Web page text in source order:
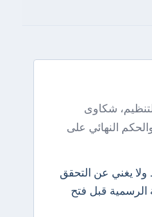
شكاوى
النهائي على
ولا يغني عن التحقق
الرسمية قبل فتح